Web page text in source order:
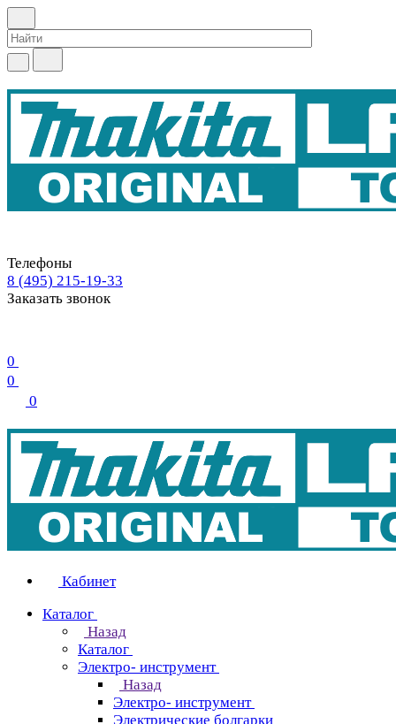
Телефоны
8 (495) 215-19-33
Заказать звонок
0
0
0
Кабинет
Каталог
Назад
Каталог
Электро- инструмент
Назад
Электро- инструмент
Электрические болгарки